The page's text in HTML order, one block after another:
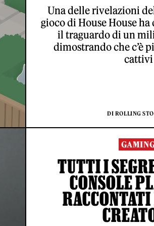
Una delle rivelazioni
gioco di House House ha
il traguardo di un
dimostrando che c’è
cattivi
DI ROLLING
TUTTI I
CONSOLE